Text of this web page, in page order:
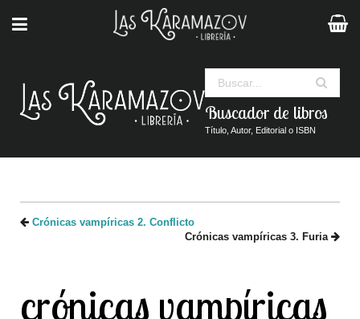
Buscador de libros
Título, Autor, Editorial o ISBN
Crónicas vampíricas 2. Conflicto
Crónicas vampíricas 3. Furia
crónicas vampíricas